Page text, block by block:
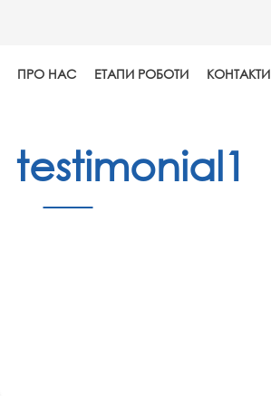
ПРО НАС EТАПИ РОБОТИ КОНТАКТИ
testimonial1